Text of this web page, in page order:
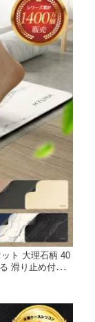
ト 大理石柄 40
滑り止め付き
洗面所